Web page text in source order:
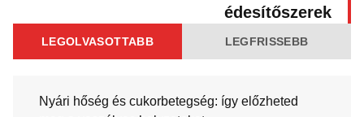
édesítőszerek
LEGOLVASOTTABB LEGFRISSEBB
Nyári hőség és cukorbetegség: így előzheted